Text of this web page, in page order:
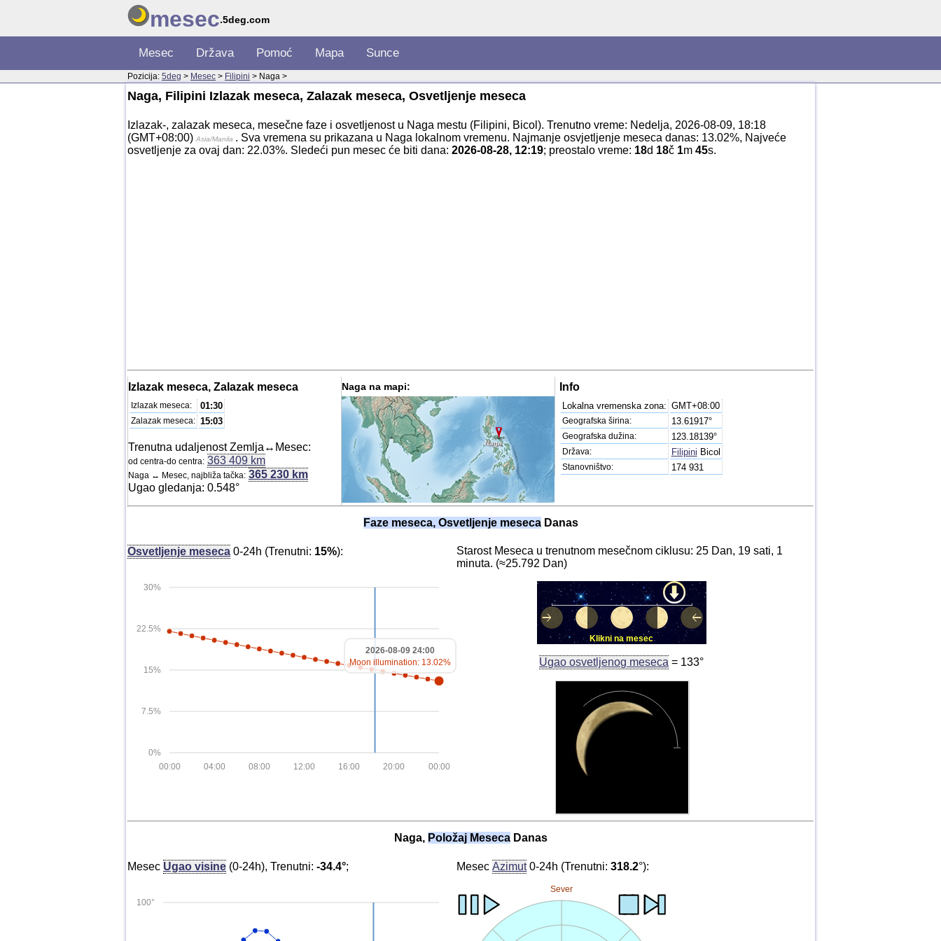
mesec.5deg.com
Mesec Država Pomoć Mapa Sunce
Pozicija: 5deg > Mesec > Filipini > Naga >
Naga, Filipini Izlazak meseca, Zalazak meseca, Osvetljenje meseca
Izlazak-, zalazak meseca, mesečne faze i osvetljenost u Naga mestu (Filipini, Bicol). Trenutno vreme: Nedelja, 2026-08-09, 18:18
(GMT+08:00) Asia/Manila . Sva vremena su prikazana u Naga lokalnom vremenu. Najmanje osvjetljenje meseca danas: 13.02%, Najveće
osvetljenje za ovaj dan: 22.03%. Sledeći pun mesec će biti dana: 2026-08-28, 12:19; preostalo vreme: 18d 18č 1m 45s.
Izlazak meseca, Zalazak meseca
Izlazak meseca: 01:30
Zalazak meseca: 15:03
Trenutna udaljenost Zemlja↔Mesec:
od centra-do centra: 363 409 km
Naga ↔ Mesec, najbliža tačka: 365 230 km
Ugao gledanja: 0.548°
Naga na mapi:
Naga
Info
Lokalna vremenska zona: GMT+08:00
Geografska širina: 13.61917°
Geografska dužina: 123.18139°
Država: Filipini Bicol
Stanovništvo: 174 931
Faze meseca, Osvetljenje mesecaDanas
Osvetljenje meseca 0-24h (Trenutni: 15%):
0%
7.5%
15%
22.5%
30%
00:00
20:00
16:00
12:00
08:00
04:00
00:00
2026-08-09 24:00
Moon illumination: 13.02%
Starost Meseca u trenutnom mesečnom ciklusu: 25 Dan, 19 sati, 1
minuta. (≈25.792 Dan)
Klikni na mesec
Ugao osvetljenog meseca = 133°
Naga, Položaj MesecaDanas
Mesec Ugao visine (0-24h), Trenutni: -34.4°;
100°
MesecAzimut0-24h (Trenutni:318.2°):
Sever